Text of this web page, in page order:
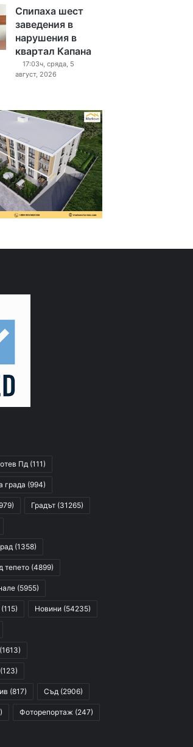
Спипаха шест
заведения в
нарушения в
квартал Капана
17:03ч, сряда, 5
август, 2026
Пд (111)
града (994)
Градът (31265)
(1358)
тепето (4899)
(5955)
(115) Новини (54235)
(1613)
(123)
(817) Съд (2906)
Фоторепортаж (247)